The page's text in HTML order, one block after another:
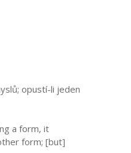
opustí-li jeden
a form, it
form; [but]